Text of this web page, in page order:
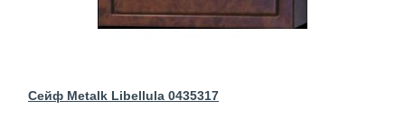
Сейф Metalk Libellula 0435317